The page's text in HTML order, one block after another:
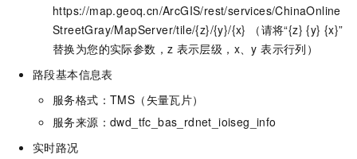
https://map.geoq.cn/ArcGIS/rest/services/ChinaOnline
StreetGray/MapServer/tile/{z}/{y}/{x} （请将“{z} {y} {x}”
替换为您的实际参数，z 表示层级，x、y 表示行列）
路段基本信息表
服务格式：TMS（矢量瓦片）
服务来源：dwd_tfc_bas_rdnet_ioiseg_info
实时路况